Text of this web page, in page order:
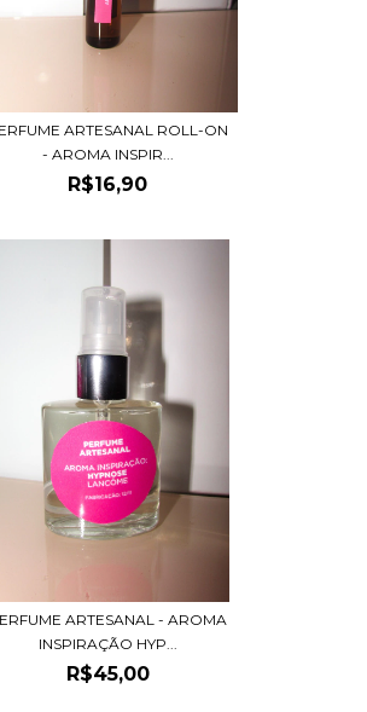
ARTESANAL ROLL-ON
- AROMA INSPIR...
R$16,90
ARTESANAL - AROMA
INSPIRAÇÃO HYP...
R$45,00